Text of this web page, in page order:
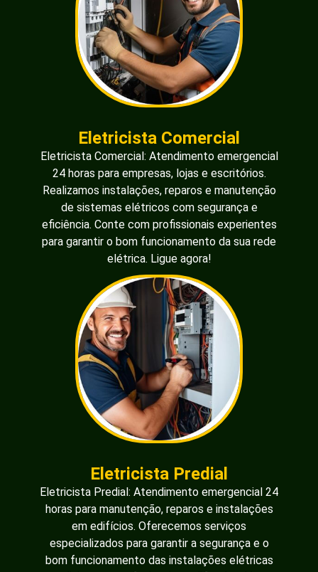
Eletricista Comercial
Eletricista Comercial: Atendimento emergencial
24 horas para empresas, lojas e escritórios.
Realizamos instalações, reparos e manutenção
de sistemas elétricos com segurança e
eficiência. Conte com profissionais experientes
para garantir o bom funcionamento da sua rede
elétrica. Ligue agora!
Eletricista Predial
Eletricista Predial: Atendimento emergencial 24
horas para manutenção, reparos e instalações
em edifícios. Oferecemos serviços
especializados para garantir a segurança e o
bom funcionamento das instalações elétricas